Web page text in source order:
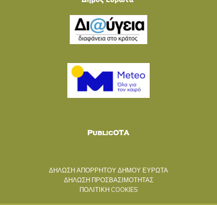
ΔΗΛΩΣΗ ΑΠΟΡΡΗΤΟΥ ΔΗΜΟΥ ΕΥΡΩΤΑ
ΔΗΛΩΣΗ ΠΡΟΣΒΑΣΙΜΟΤΗΤΑΣ
ΠΟΛΙΤΙΚΗ COOKIES